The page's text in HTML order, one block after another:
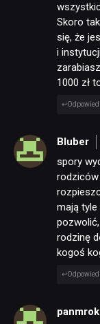
Skoro
się, że
i
1000 zł
Bluber
spory
mają tyle
pozwolić,
rodzinę
kogoś